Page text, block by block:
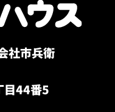
社市兵衛
目44番5